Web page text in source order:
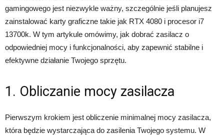
gamingowego jest niezwykle ważny, szczególnie jeśli planujesz
zainstalować karty graficzne takie jak RTX 4080 i procesor i7
13700k. W tym artykule omówimy, jak dobrać zasilacz o
odpowiedniej mocy i funkcjonalności, aby zapewnić stabilne i
efektywne działanie Twojego sprzętu.
1. Obliczanie mocy zasilacza
Pierwszym krokiem jest obliczenie minimalnej mocy zasilacza,
która będzie wystarczająca do zasilenia Twojego systemu. W